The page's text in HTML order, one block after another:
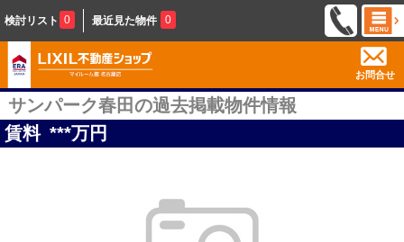
検討リスト 0 最近見た物件 0
お問合せ
サンパーク春田の過去掲載物件情報
賃料 ***万円